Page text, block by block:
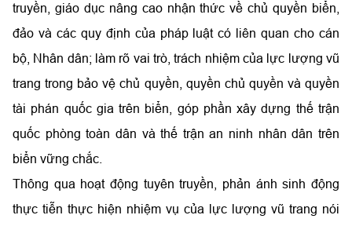
truyền, giáo dục nâng cao nhận thức về chủ quyền biển,
đảo và các quy định của pháp luật có liên quan cho cán
bộ, Nhân dân; làm rõ vai trò, trách nhiệm của lực lượng vũ
trang trong bảo vệ chủ quyền, quyền chủ quyền và quyền
tài phán quốc gia trên biển, góp phần xây dựng thế trận
quốc phòng toàn dân và thế trận an ninh nhân dân trên
biển vững chắc.
Thông qua hoạt động tuyên truyền, phản ánh sinh động
thực tiễn thực hiện nhiệm vụ của lực lượng vũ trang nói